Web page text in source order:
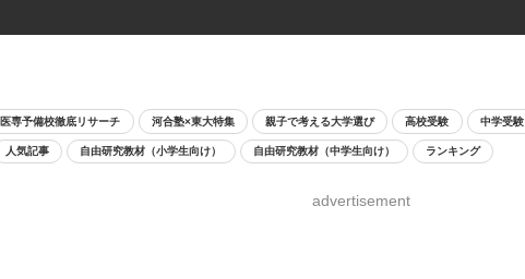
医専予備校徹底リサーチ 河合塾×東大特集 親子で考える大学選び 高校受験 中学受験
人気記事 自由研究教材（小学生向け） 自由研究教材（中学生向け） ランキング
advertisement